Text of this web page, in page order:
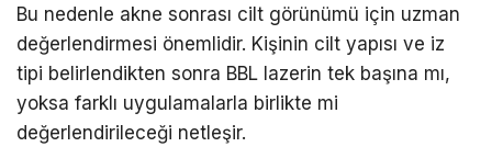
Bu nedenle akne sonrası cilt görünümü için uzman
değerlendirmesi önemlidir. Kişinin cilt yapısı ve iz
tipi belirlendikten sonra BBL lazerin tek başına mı,
yoksa farklı uygulamalarla birlikte mi
değerlendirileceği netleşir.